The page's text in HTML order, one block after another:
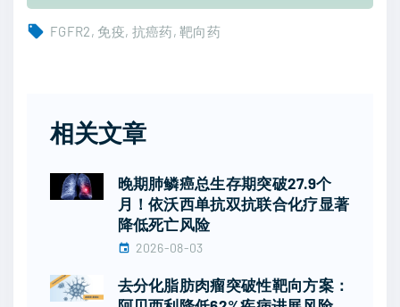
FGFR2 免疫 抗癌药 靶向药
相关文章
晚期肺鳞癌总生存期突破27.9个
月！依沃西单抗双抗联合化疗显著
降低死亡风险
2026-08-03
去分化脂肪肉瘤突破性靶向方案：